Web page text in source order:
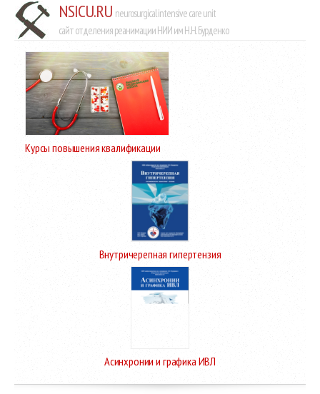
NSICU.RU neurosurgical intensive care unit
сайт отделения реанимации НИИ им Н.Н. Бурденко
Курсы повышения квалификации
Внутричерепная гипертензия
Асинхронии и графика ИВЛ